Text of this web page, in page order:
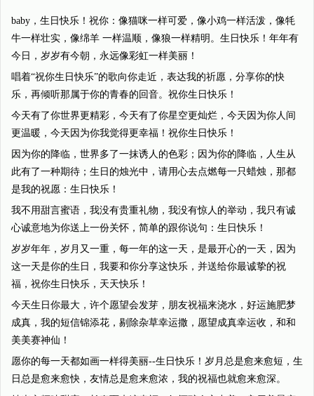
baby，生日快乐！祝你：像猫咪一样可爱，像小鸡一样活泼，像牦
牛一样壮实，像绵羊 一样温顺，像狼一样精明。生日快乐！年年有
今日，岁岁有今朝，永远像彩虹一样美丽！
唱着“祝你生日快乐”的歌向你走近，表达我的祈愿，分享你的快
乐，再倾听那属于你的青春的回音。祝你生日快乐！
今天有了你世界更精彩，今天有了你星空更灿烂，今天因为你人间
更温暖，今天因为你我觉得更幸福！祝你生日快乐！
因为你的降临，世界多了一抹诱人的色彩；因为你的降临，人生从
此有了一种期待；生日的烛光中，请用心去点燃每一只蜡烛，那都
是我的祝愿：生日快乐！
我不用甜言蜜语，我没有贵重礼物，我没有惊人的举动，我只有诚
心诚意地为你送上一份关怀，简单的跟你说句：生日快乐！
岁岁年年，岁月又一重，每一年的这一天，是最开心的一天，因为
这一天是你的生日，我要和你分享这快乐，并送给你最诚挚的祝
福，祝你生日快乐，天天快乐！
今天生日你最大，许个愿望会发芽，朋友祝福来浇水，好运施肥梦
成真，我的短信锦添花，剔除杂草幸运撒，愿望成真幸运收，和和
美美赛神仙！
愿你的每一天都如画一样得美丽--生日快乐！岁月总是愈来愈短，生
日总是愈来愈快，友情总是愈来愈浓，我的祝福也就愈来愈深。